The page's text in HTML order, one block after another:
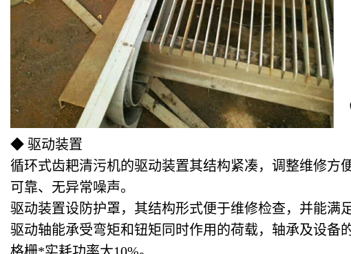
◆ 驱动装置
循环式齿耙清污机的驱动装置其结构紧凑，调整维修方
可靠、无异常噪声。
驱动装置设防护罩，其结构形式便于维修检查，并能满
驱动轴能承受弯矩和钮矩同时作用的荷载，轴承及设备